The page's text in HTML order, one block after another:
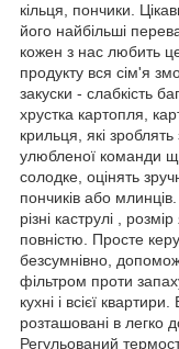
кільця, пончики.
його найбільші
кожен з нас любить
продукту вся сім'я
закуски - слабкість
хрустка картопля,
крильця, які зроблять
улюбленої команди
солодке, оцінять
пончиків або
різні каструлі ,
повністю. Просте
безсумнівно,
фільтром проти
кухні і всієї
розташовані в легко
Регульований